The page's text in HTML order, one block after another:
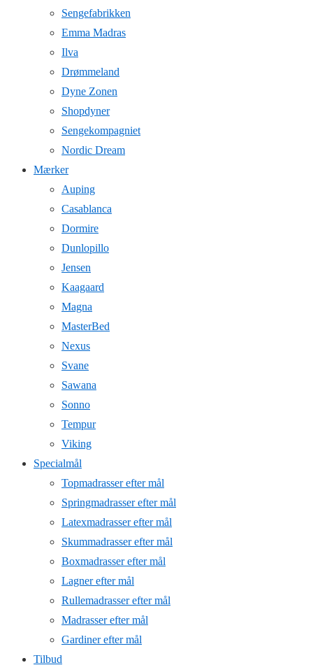
Sengefabrikken
Emma Madras
Ilva
Drømmeland
Dyne Zonen
Shopdyner
Sengekompagniet
Nordic Dream
Mærker
Auping
Casablanca
Dormire
Dunlopillo
Jensen
Kaagaard
Magna
MasterBed
Nexus
Svane
Sawana
Sonno
Tempur
Viking
Specialmål
Topmadrasser efter mål
Springmadrasser efter mål
Latexmadrasser efter mål
Skummadrasser efter mål
Boxmadrasser efter mål
Lagner efter mål
Rullemadrasser efter mål
Madrasser efter mål
Gardiner efter mål
Tilbud